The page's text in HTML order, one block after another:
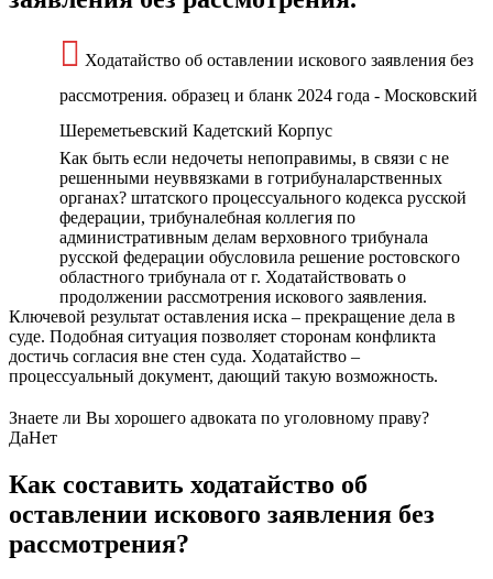
Ходатайство об оставлении искового заявления без
рассмотрения. образец и бланк 2024 года - Московский
Шереметьевский Кадетский Корпус
Как быть если недочеты непоправимы, в связи с не
решенными неуввязками в готрибуналарственных
органах? штатского процессуального кодекса русской
федерации, трибуналебная коллегия по
административным делам верховного трибунала
русской федерации обусловила решение ростовского
областного трибунала от г. Ходатайствовать о
продолжении рассмотрения искового заявления.
Ключевой результат оставления иска – прекращение дела в
суде. Подобная ситуация позволяет сторонам конфликта
достичь согласия вне стен суда. Ходатайство –
процессуальный документ, дающий такую возможность.
Знаете ли Вы хорошего адвоката по уголовному праву?
ДаНет
Как составить ходатайство об
оставлении искового заявления без
рассмотрения?